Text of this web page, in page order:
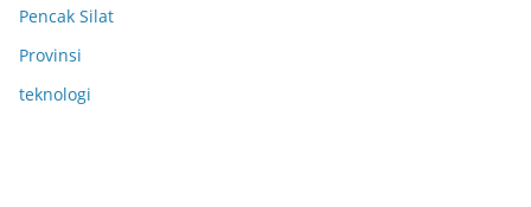
Pencak Silat
Provinsi
teknologi